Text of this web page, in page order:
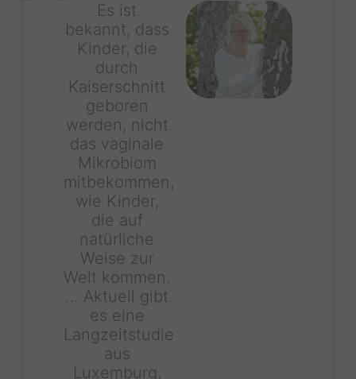
Es ist
bekannt, dass
Kinder, die
durch
Kaiserschnitt
geboren
werden, nicht
das vaginale
Mikrobiom
mitbekommen,
wie Kinder,
die auf
natürliche
Weise zur
Welt kommen.
… Aktuell gibt
es eine
Langzeitstudie
aus
Luxemburg,